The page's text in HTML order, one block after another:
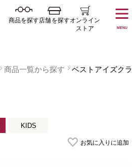
商品を探す店舗を探すオンライン
ストア
MENU
商品一覧から探す
ベストアイズクラ
KIDS
お気に入りに追加